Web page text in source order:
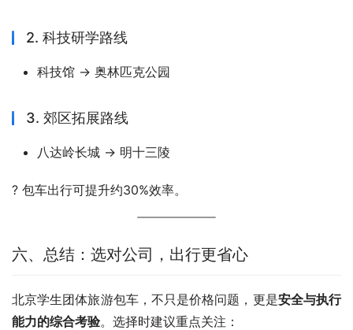
2. 科技研学路线
科技馆 → 奥林匹克公园
3. 郊区拓展路线
八达岭长城 → 明十三陵
? 包车出行可提升约30%效率。
六、总结：选对公司，出行更省心
北京学生团体旅游包车，不只是价格问题，更是安全与执行
能力的综合考验。选择时建议重点关注：